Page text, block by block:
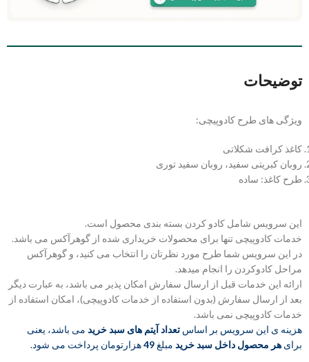
توضیحات
ویژگی های طرح کادوپیچی:
کاغذ کرافت شکلاتی
روبان کبریتی سفید، روبان سفید توری
طرح کاغذ: ساده
این سرویس شامل کادو کردن بسته بندی محصول است.
خدمات کادوپیچی تنها برای محصولات خریداری شده از گوهرآکس می باشد.
در این سرویس شما طرح مورد نظرتان را انتخاب می کنید، و گوهرآکس
مراحل کادوکردن را انجام میدهد.
ارائه این خدمات قبل از ارسال سفارش امکان پذیر می باشد، به عبارت دیگر
بعد از ارسال سفارش (بدون استفاده از خدمات کادوپیچی)، امکان استفاده از
خدمات کادوپیچی نمی باشد.
هزینه ی این سرویس بر اساس تعداد آیتم های سبد خرید می باشد، یعنی
برای هر محصول داخل سبد خرید مبلغ 49هزارتومان پرداخت می شود.